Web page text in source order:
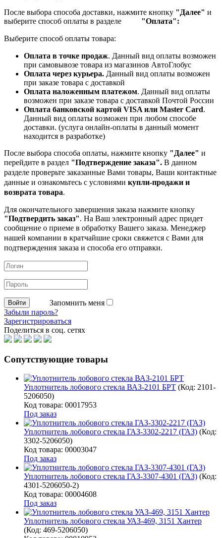
После выбора способа доставки, нажмите кнопку "Далее" и
выберите способ оплаты в разделе "Оплата":
Выберите способ оплаты товара:
Оплата в точке продаж. Данный вид оплаты возможен
при самовывозе товара из магазинов АвтоГлобус
Оплата через курьера. Данный вид оплаты возможен
при заказе товара с доставкой
Оплата наложенным платежом. Данный вид оплаты
возможен при заказе товара с доставкой Почтой России
Оплата банковской картой VISA или Master Card.
Данный вид оплаты возможен при любом способе
доставки. (услуга онлайн-оплаты в данный момент
находится в разработке)
После выбора способа оплаты, нажмите кнопку "Далее" и
перейдите в раздел "Подтверждение заказа". В данном
разделе проверьте заказанные Вами товары, Ваши контактные
данные и ознакомьтесь с условиями купли-продажи и
возврата товара.
Для окончательного завершения заказа нажмите кнопку
"Подтвердить заказ". На Ваш электронный адрес придет
сообщение о приеме в обработку Вашего заказа. Менеджер
нашей компании в кратчайшие сроки свяжется с Вами для
подтверждения заказа и способа его отправки.
Запомнить меня
Забыли пароль?
Зарегистрироваться
Поделиться в соц. сетях
Сопутствующие товары
Уплотнитель лобового стекла ВАЗ-2101 БРТ (Код: 2101-
5206050)
Код товара: 00017953
Под заказ
Уплотнитель лобового стекла ГАЗ-3302-2217 (ГАЗ) (Код:
3302-5206050)
Код товара: 00003047
Под заказ
Уплотнитель лобового стекла ГАЗ-3307-4301 (ГАЗ) (Код:
4301-5206050-2)
Код товара: 00004608
Под заказ
Уплотнитель лобового стекла УАЗ-469, 3151 Хантер
(Код: 469-5206050)